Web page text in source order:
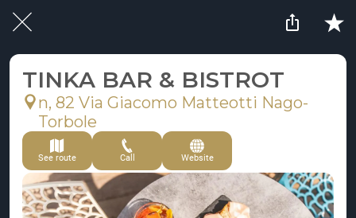
TINKA BAR & BISTROT
n, 82 Via Giacomo Matteotti Nago-
Torbole
See route Call Website